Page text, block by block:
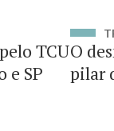
TCU
e SP
O
pilar